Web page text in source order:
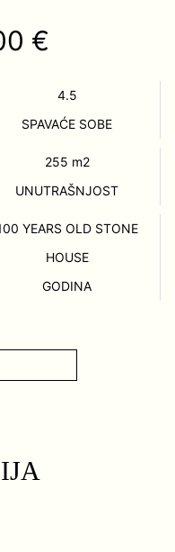
€
4.5
SPAVAĆE SOBE
255 m2
UNUTRAŠNJOST
YEARS OLD STONE
HOUSE
GODINA